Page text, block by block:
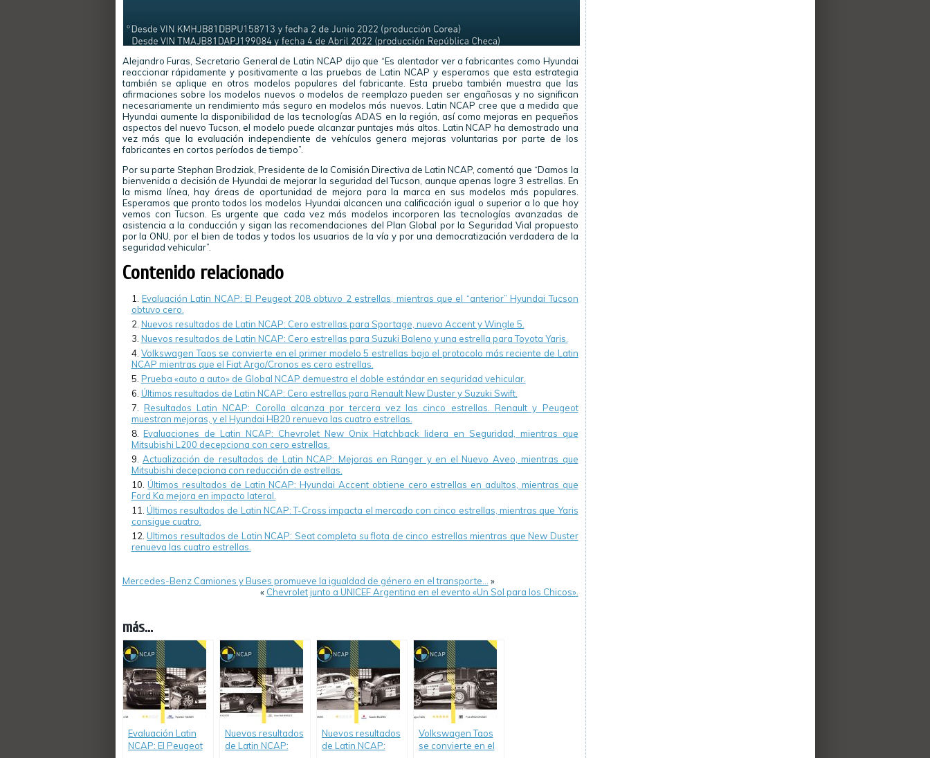
Alejandro Furas, Secretario General de Latin NCAP dijo que “Es alentador ver a fabricantes como Hyundai
reaccionar rápidamente y positivamente a las pruebas de Latin NCAP y esperamos que esta estrategia
también se aplique en otros modelos populares del fabricante. Esta prueba también muestra que las
afirmaciones sobre los modelos nuevos o modelos de reemplazo pueden ser engañosas y no significan
necesariamente un rendimiento más seguro en modelos más nuevos. Latin NCAP cree que a medida que
Hyundai aumente la disponibilidad de las tecnologías ADAS en la región, así como mejoras en pequeños
aspectos del nuevo Tucson, el modelo puede alcanzar puntajes más altos. Latin NCAP ha demostrado una
vez más que la evaluación independiente de vehículos genera mejoras voluntarias por parte de los
fabricantes en cortos períodos de tiempo”.
Por su parte Stephan Brodziak, Presidente de la Comisión Directiva de Latin NCAP, comentó que “Damos la
bienvenida a decisión de Hyundai de mejorar la seguridad del Tucson, aunque apenas logre 3 estrellas. En
la misma línea, hay áreas de oportunidad de mejora para la marca en sus modelos más populares.
Esperamos que pronto todos los modelos Hyundai alcancen una calificación igual o superior a lo que hoy
vemos con Tucson. Es urgente que cada vez más modelos incorporen las tecnologías avanzadas de
asistencia a la conducción y sigan las recomendaciones del Plan Global por la Seguridad Vial propuesto
por la ONU, por el bien de todas y todos los usuarios de la vía y por una democratización verdadera de la
seguridad vehicular”.
Contenido relacionado
Evaluación Latin NCAP: El Peugeot 208 obtuvo 2 estrellas, mientras que el “anterior” Hyundai Tucson
obtuvo cero.
Nuevos resultados de Latin NCAP: Cero estrellas para Sportage, nuevo Accent y Wingle 5.
Nuevos resultados de Latin NCAP: Cero estrellas para Suzuki Baleno y una estrella para Toyota Yaris.
Volkswagen Taos se convierte en el primer modelo 5 estrellas bajo el protocolo más reciente de Latin
NCAP mientras que el Fiat Argo/Cronos es cero estrellas.
Prueba «auto a auto» de Global NCAP demuestra el doble estándar en seguridad vehicular.
Últimos resultados de Latin NCAP: Cero estrellas para Renault New Duster y Suzuki Swift.
Resultados Latin NCAP: Corolla alcanza por tercera vez las cinco estrellas. Renault y Peugeot
muestran mejoras, y el Hyundai HB20 renueva las cuatro estrellas.
Evaluaciones de Latin NCAP: Chevrolet New Onix Hatchback lidera en Seguridad, mientras que
Mitsubishi L200 decepciona con cero estrellas.
Actualización de resultados de Latin NCAP: Mejoras en Ranger y en el Nuevo Aveo, mientras que
Mitsubishi decepciona con reducción de estrellas.
Últimos resultados de Latin NCAP: Hyundai Accent obtiene cero estrellas en adultos, mientras que
Ford Ka mejora en impacto lateral.
Últimos resultados de Latin NCAP: T-Cross impacta el mercado con cinco estrellas, mientras que Yaris
consigue cuatro.
Ultimos resultados de Latin NCAP: Seat completa su flota de cinco estrellas mientras que New Duster
renueva las cuatro estrellas.
Mercedes-Benz Camiones y Buses promueve la igualdad de género en el transporte…
»
« Chevrolet junto a UNICEF Argentina en el evento «Un Sol para los Chicos».
más...
Evaluación Latin
NCAP: El Peugeot
Nuevos resultados
de Latin NCAP:
Nuevos resultados
de Latin NCAP:
Volkswagen Taos
se convierte en el